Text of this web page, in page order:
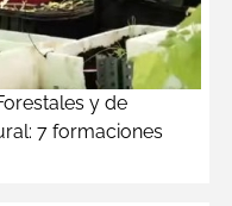
y de
7 formaciones